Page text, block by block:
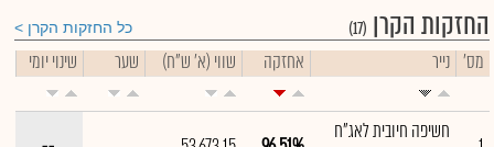
החזקות הקרן (17) כל החזקות הקרן
מס' נייר אחזקה שווי (א' ש"ח) שער שינוי יומי
חשיפה חיובית לאג"ח